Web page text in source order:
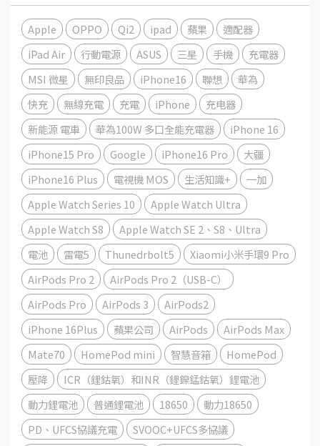
Apple OPPO Qi2 ipad 蘋果
適配器
iPad Air
行動電源 ASUS 三星 手機
充電器
MSI 微星
無印良品 iPhone16 聯想
華為
快充
無線充電 充電 iPhone
充电器
新能源 電車
華為100W 多口全能充電器
iPhone 16
iPhone15 Pro
Google iPhone16 Pro
大疆
iPhone16 Plus
電視機 MOS 生活知識+
一加
Apple Watch Series 10
Apple Watch Ultra
Apple Watch S8
Apple Watch SE 2、S8、Ultra
電池
雷電5 Thunedrbolt5
Xiaomi小米手環9 Pro
AirPods Pro 2
AirPods Pro 2（USB-C）
AirPods Pro
AirPods 3
AirPods2
iPhone 16Plus
蘋果公司 AirPods
AirPods Max
Mate70
HomePod mini 智慧音箱
HomePod
壓降
ICR（鋰鈷氧）和INR（鋰鎳錳鈷氧）鋰電池
動力鋰電池
普通鋰電池 18650
動力18650
PD、UFCS協議充電
SVOOC+UFCS多協議